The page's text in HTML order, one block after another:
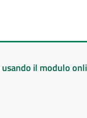
usando il modulo